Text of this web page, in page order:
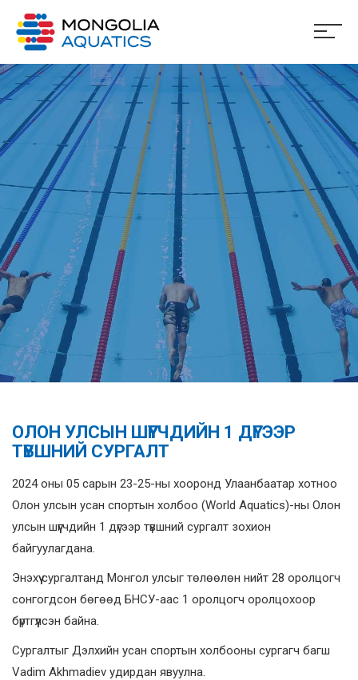
ОЛОН УЛСЫН ШҮҮГЧДИЙН 1 ДҮГЭЭР
ТҮВШНИЙ СУРГАЛТ
2024 оны 05 сарын 23-25-ны хооронд Улаанбаатар хотноо
Олон улсын усан спортын холбоо (World Aquatics)-ны Олон
улсын шүүгчдийн 1 дүгээр түвшний сургалт зохион
байгуулагдана.
Энэхүү сургалтанд Монгол улсыг төлөөлөн нийт 28 оролцогч
сонгогдсон бөгөөд БНСУ-аас 1 оролцогч оролцохоор
бүртгүүлсэн байна.
Сургалтыг Дэлхийн усан спортын холбооны сургагч багш
Vadim Akhmadiev удирдан явуулна.